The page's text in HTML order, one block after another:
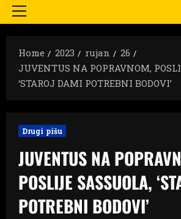
Primary
Home
2023 rujan
26
JUVENTUS NA POPRAVNOM,
‘STAROJ DAMI POTREBNI BODOVI’
Drugi pišu
JUVENTUS NA
POSLIJE SASSUOLA,
POTREBNI BODOVI’